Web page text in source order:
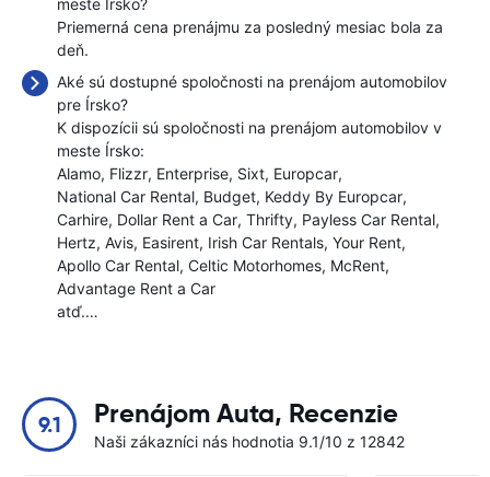
meste Írsko?
Priemerná cena prenájmu za posledný mesiac bola za
deň.
Aké sú dostupné spoločnosti na prenájom automobilov
pre Írsko?
K dispozícii sú spoločnosti na prenájom automobilov v
meste Írsko:
Alamo Flizzr Enterprise Sixt Europcar
National Car Rental Budget Keddy By Europcar
Carhire Dollar Rent a Car Thrifty Payless Car Rental
Hertz Avis Easirent Irish Car Rentals Your Rent
Apollo Car Rental Celtic Motorhomes McRent
Advantage Rent a Car
atď.…
9.1 Prenájom Auta, Recenzie
Naši zákazníci nás hodnotia 9.1/10 z 12842